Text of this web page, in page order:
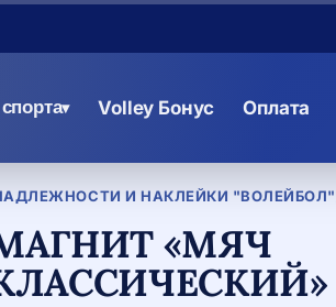
▾ Volley Бонус Оплата
И НАКЛЕЙКИ "ВОЛЕЙБОЛ"
«МЯЧ